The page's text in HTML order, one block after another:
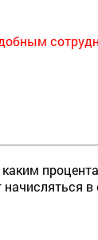
начисляться